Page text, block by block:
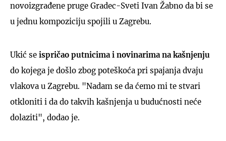
novoizgrađene pruge Gradec-Sveti Ivan Žabno da bi se
u jednu kompoziciju spojili u Zagrebu.
Ukić se ispričao putnicima i novinarima na kašnjenju
do kojega je došlo zbog poteškoća pri spajanja dvaju
vlakova u Zagrebu. "Nadam se da ćemo mi te stvari
otkloniti i da do takvih kašnjenja u budućnosti neće
dolaziti", dodao je.